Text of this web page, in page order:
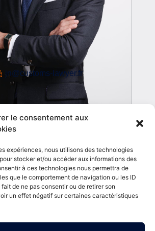
le consentement aux
expériences, nous utilisons des technologies
stocker et/ou accéder aux informations des
à ces technologies nous permettra de
que le comportement de navigation ou les ID
de ne pas consentir ou de retirer son
un effet négatif sur certaines caractéristiques
jn@customs-lawyer.fr
JULIEN NAVA
View biography